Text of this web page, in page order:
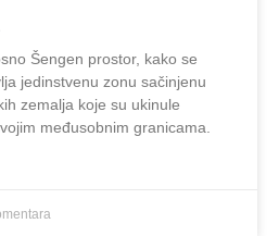
Šengen prostor, kako se
jedinstvenu zonu sačinjenu
zemalja koje su ukinule
međusobnim granicama.